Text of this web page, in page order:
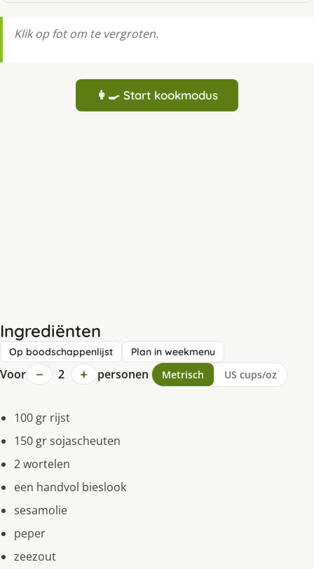
Klik op fot om te vergroten.
👩‍🍳 Start kookmodus
Ingrediënten
Op boodschappenlijst Plan in weekmenu
Voor − 2 + personen Metrisch US cups/oz
100 gr rijst
150 gr sojascheuten
2 wortelen
een handvol bieslook
sesamolie
peper
zeezout